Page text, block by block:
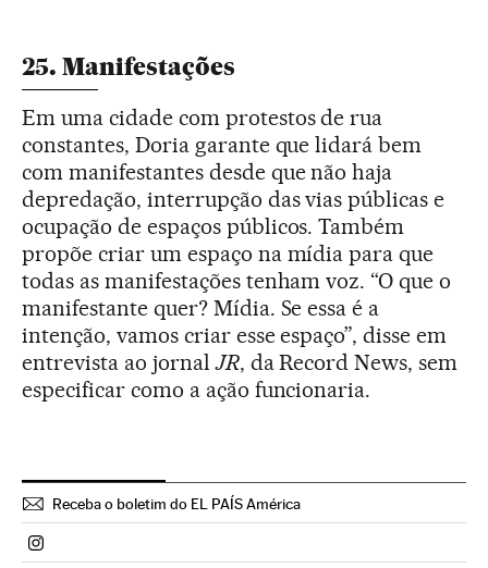
25. Manifestações
Em uma cidade com protestos de rua
constantes, Doria garante que lidará bem
com manifestantes desde que não haja
depredação, interrupção das vias públicas e
ocupação de espaços públicos. Também
propõe criar um espaço na mídia para que
todas as manifestações tenham voz. “O que o
manifestante quer? Mídia. Se essa é a
intenção, vamos criar esse espaço”, disse em
entrevista ao jornalJR, da Record News, sem
especificar como a ação funcionaria.
Receba o boletim do EL PAÍS América
Politica El País Brasil en Instagram